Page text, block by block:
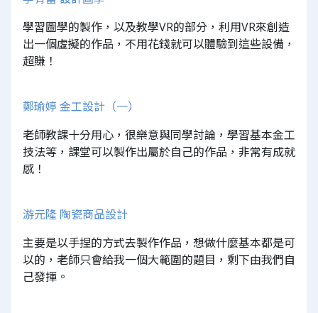
學習圖學的製作，以及教學VR的部分，利用VR來創造
出一個虛擬的作品，不用花錢就可以體驗到這些設備，
超賺！
鄭瑜婷 金工設計（一）
老師教課十分用心，很樂意與同學討論，學習基本金工
技法等，課堂可以製作出屬於自己的作品，非常有成就
感！
游元隆 陶瓷商品設計
主要是以手捏的方式去製作作品，想做什麼基本都是可
以的，老師只會給我一個大範圍的題目，剩下由我們自
己發揮。